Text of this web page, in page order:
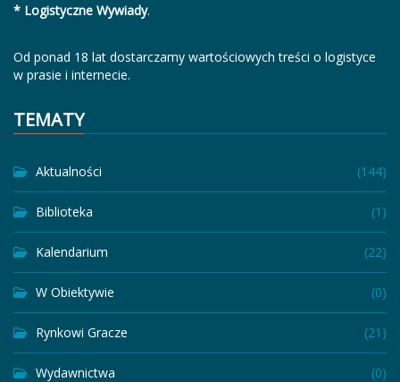
* Logistyczne Wywiady.
Od ponad 18 lat dostarczamy wartościowych treści o logistyce
w prasie i internecie.
TEMATY
Aktualności (144)
Biblioteka (1)
Kalendarium (22)
W Obiektywie (0)
Rynkowi Gracze (21)
Wydawnictwa (0)